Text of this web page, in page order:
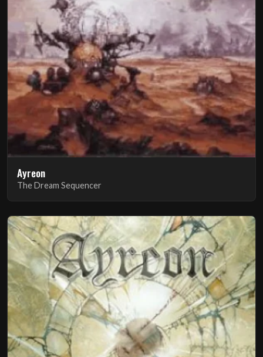
Ayreon
The Dream Sequencer